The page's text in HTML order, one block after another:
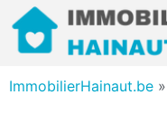
ImmobilierHainaut.be »